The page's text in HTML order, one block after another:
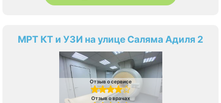
МРТ КТ и УЗИ на улице Саляма Адиля 2
Отзыв о сервисе
Отзыв о врачах